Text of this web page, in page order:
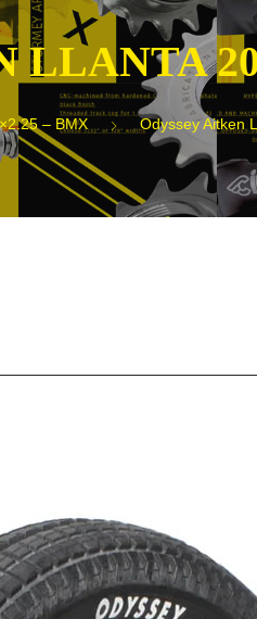
LLANTA
– BMX Odyssey Aitken